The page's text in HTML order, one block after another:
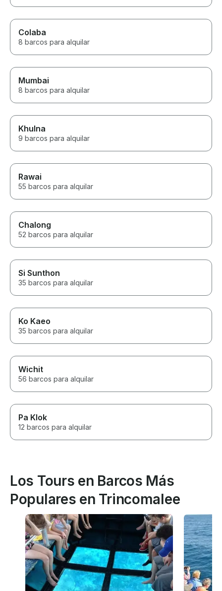
Colaba
8 barcos para alquilar
Mumbai
8 barcos para alquilar
Khulna
9 barcos para alquilar
Rawai
55 barcos para alquilar
Chalong
52 barcos para alquilar
Si Sunthon
35 barcos para alquilar
Ko Kaeo
35 barcos para alquilar
Wichit
56 barcos para alquilar
Pa Klok
12 barcos para alquilar
Los Tours en Barcos Más
Populares en Trincomalee